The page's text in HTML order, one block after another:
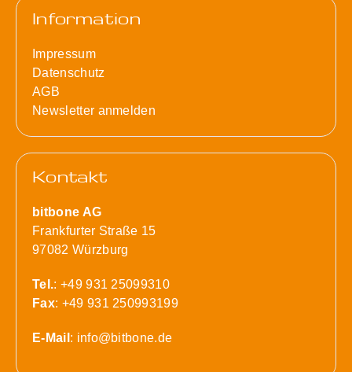
Information
Impressum
Datenschutz
AGB
Newsletter anmelden
Kontakt
bitbone AG
Frankfurter Straße 15
97082 Würzburg
Tel.: +49 931 25099310
Fax: +49 931 250993199
E-Mail : info@bitbone.de